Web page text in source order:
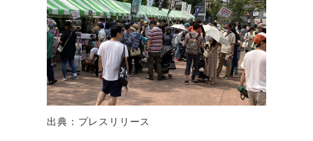
出典：プレスリリース